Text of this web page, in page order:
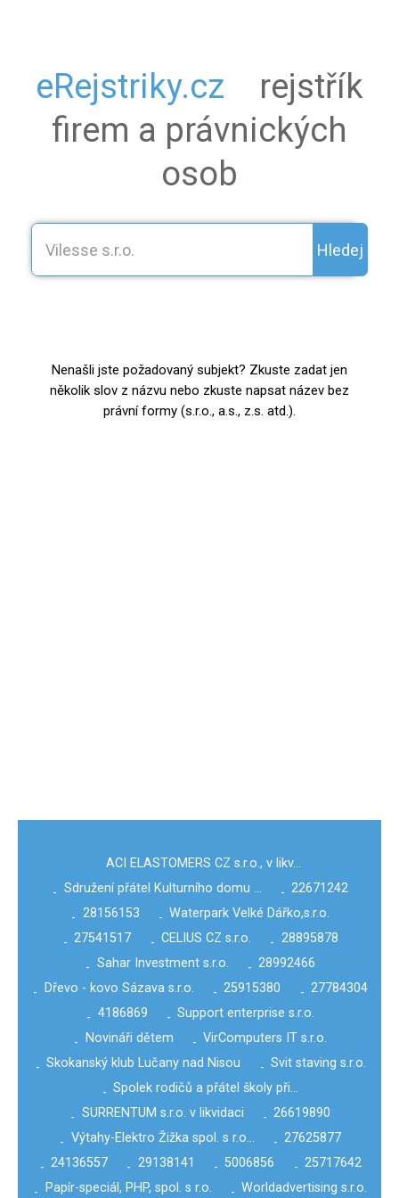
eRejstriky.cz
rejstřík
firem a právnických
osob
Hledej
Nenašli jste požadovaný subjekt? Zkuste zadat jen
několik slov z názvu nebo zkuste napsat název bez
právní formy (s.r.o., a.s., z.s. atd.).
ACI ELASTOMERS CZ s.r.o., v likv…
- Sdružení přátel Kulturního domu … - 22671242
- 28156153 - Waterpark Velké Dářko,s.r.o.
- 27541517 - CELIUS CZ s.r.o. - 28895878
- Sahar Investment s.r.o. - 28992466
-
Dřevo - kovo Sázava s.r.o. - 25915380 - 27784304
- 4186869 - Support enterprise s.r.o.
-
Novináři dětem - VirComputers IT s.r.o.
- Skokanský klub Lučany nad Nisou - Svit staving s.r.o.
- Spolek rodičů a přátel školy při…
- SURRENTUM s.r.o. v likvidaci - 26619890
- Výtahy-Elektro Žižka spol. s r.o… - 27625877
- 24136557 - 29138141 - 5006856 - 25717642
-
Papír-speciál, PHP, spol. s r.o. - Worldadvertising s.r.o.